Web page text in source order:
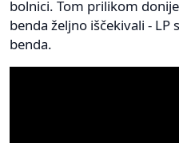
bolnici. Tom prilikom
benda željno iščekivali - LP
benda.